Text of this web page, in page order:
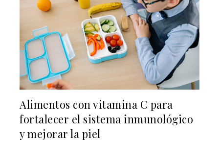
Alimentos con vitamina C para
fortalecer el sistema inmunológico
y mejorar la piel